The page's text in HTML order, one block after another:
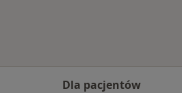
Dla pacjentów